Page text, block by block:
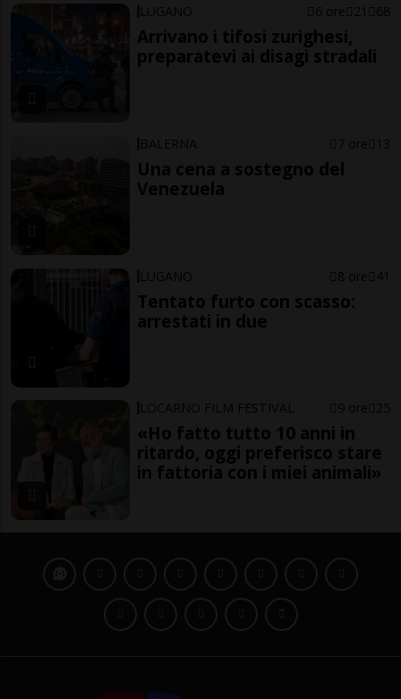
LUGANO 6 ore 21 68
Arrivano i tifosi zurighesi,
preparatevi ai disagi stradali
BALERNA 7 ore 13
Una cena a sostegno del
Venezuela
LUGANO 8 ore 41
Tentato furto con scasso:
arrestati in due
LOCARNO FILM FESTIVAL 9 ore 25
«Ho fatto tutto 10 anni in
ritardo, oggi preferisco stare
in fattoria con i miei animali»